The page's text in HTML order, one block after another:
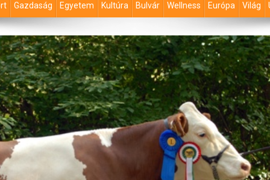
Gazdaság Egyetem Kultúra Bulvár Wellness Európa Világ